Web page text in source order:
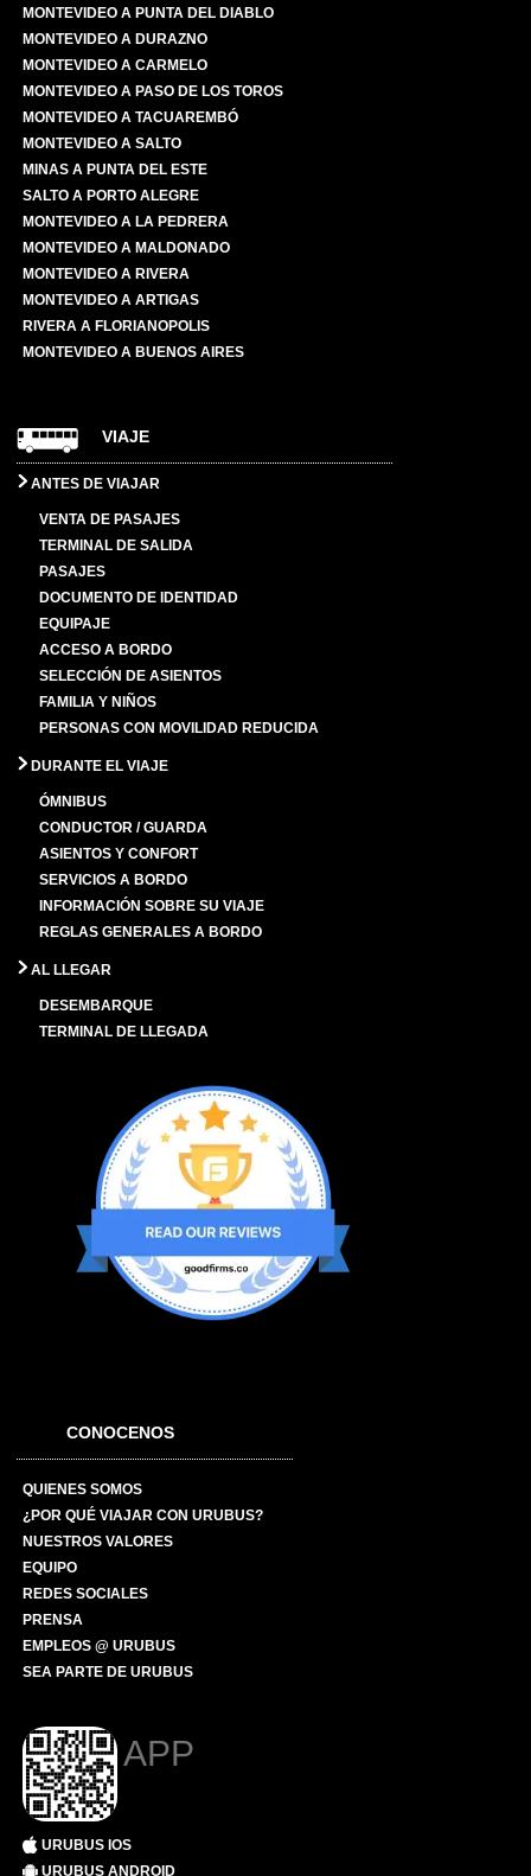
MONTEVIDEO A PUNTA DEL DIABLO
MONTEVIDEO A DURAZNO
MONTEVIDEO A CARMELO
MONTEVIDEO A PASO DE LOS TOROS
MONTEVIDEO A TACUAREMBÓ
MONTEVIDEO A SALTO
MINAS A PUNTA DEL ESTE
SALTO A PORTO ALEGRE
MONTEVIDEO A LA PEDRERA
MONTEVIDEO A MALDONADO
MONTEVIDEO A RIVERA
MONTEVIDEO A ARTIGAS
RIVERA A FLORIANOPOLIS
MONTEVIDEO A BUENOS AIRES
VIAJE
ANTES DE VIAJAR
VENTA DE PASAJES
TERMINAL DE SALIDA
PASAJES
DOCUMENTO DE IDENTIDAD
EQUIPAJE
ACCESO A BORDO
SELECCIÓN DE ASIENTOS
FAMILIA Y NIÑOS
PERSONAS CON MOVILIDAD REDUCIDA
DURANTE EL VIAJE
ÓMNIBUS
CONDUCTOR / GUARDA
ASIENTOS Y CONFORT
SERVICIOS A BORDO
INFORMACIÓN SOBRE SU VIAJE
REGLAS GENERALES A BORDO
AL LLEGAR
DESEMBARQUE
TERMINAL DE LLEGADA
CONOCENOS
QUIENES SOMOS
¿POR QUÉ VIAJAR CON URUBUS?
NUESTROS VALORES
EQUIPO
REDES SOCIALES
PRENSA
EMPLEOS @ URUBUS
SEA PARTE DE URUBUS
APP
URUBUS IOS
URUBUS ANDROID